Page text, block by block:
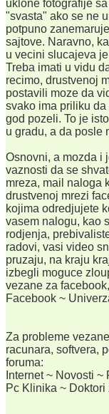
uklone fotografije
"svasta" ako se ne
potpuno
sajtove. Naravno,
u vecini slucajeva
Treba imati u vidu
recimo, drustvenoj
postavili moze da
svako ima priliku
god pozeli. To je
u gradu, a da posle
Osnovni, a mozda i
vaznosti da se
mreza, mail naloga
drustvenoj mrezi
kojima odredjujete
vasem nalogu, kao
rodjenja,
radovi, vasi video
pruzaju, na kraju
izbegli moguce
vezane za
Facebook ~
Za probleme
racunara, softvera,
foruma:
Internet ~ Novosti ~
Pc Klinika ~